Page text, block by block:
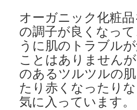
オーガニック化粧
の調子が良くなっ
うに肌のトラブル
ことはありません
のあるツルツルの
たり赤くなったり
気に入っています。